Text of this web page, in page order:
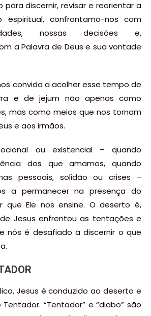
para discernir, revisar e reorientar a
espiritual, confrontamo-nos com
nossas decisões e,
a Palavra de Deus e sua vontade
convida a acolher esse tempo de
e de jejum não apenas como
mas como meios que nos tornam
e aos irmãos.
ou existencial – quando
dos que amamos, quando
pessoais, solidão ou crises –
a permanecer na presença do
que Ele nos ensine. O deserto é,
Jesus enfrentou as tentações e
nós é desafiado a discernir o que
Jesus é conduzido ao deserto e
“Tentador” e “diabo” são